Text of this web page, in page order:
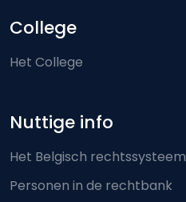
College
Het College
Nuttige info
Het Belgisch rechtssysteem
Personen in de rechtbank